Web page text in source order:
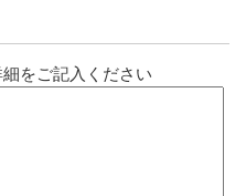
をご記入ください